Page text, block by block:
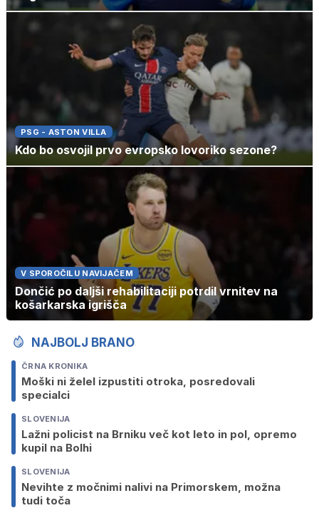
PSG - ASTON VILLA
Kdo bo osvojil prvo evropsko lovoriko sezone?
V SPOROČILU NAVIJAČEM
Dončić po daljši rehabilitaciji potrdil vrnitev na
košarkarska igrišča
NAJBOLJ BRANO
ČRNA KRONIKA
Moški ni želel izpustiti otroka, posredovali
specialci
SLOVENIJA
Lažni policist na Brniku več kot leto in pol, opremo
kupil na Bolhi
SLOVENIJA
Nevihte z močnimi nalivi na Primorskem, možna
tudi toča